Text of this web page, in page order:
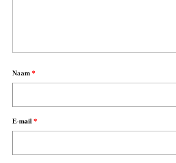
Naam *
E-mail *